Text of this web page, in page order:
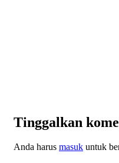
Tinggalkan
Anda harus masuk untuk